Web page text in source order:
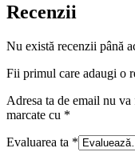
Recenzii
Nu există recenzii până
Fii primul care adaugi o
Adresa ta de email nu
marcate cu *
Evaluarea ta *